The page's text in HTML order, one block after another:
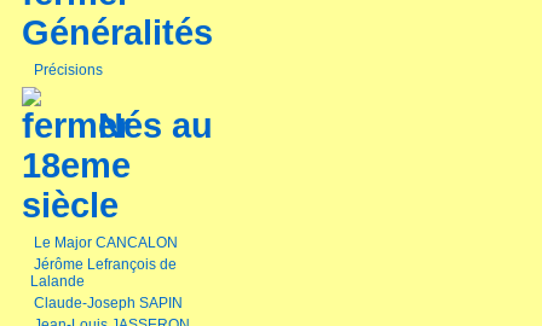
Généralités
Précisions
Nés au
18eme
siècle
Le Major CANCALON
Jérôme Lefrançois de
Lalande
Claude-Joseph SAPIN